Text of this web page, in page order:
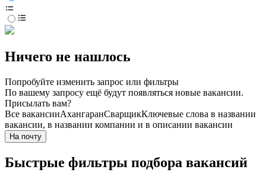
Ничего не нашлось
Попробуйте изменить запрос или фильтры
По вашему запросу ещё будут появляться новые вакансии.
Присылать вам?
Все вакансииАхангаранСварщикКлючевые слова в названии
вакансии, в названии компании и в описании вакансии
На почту
Быстрые фильтры подбора вакансий